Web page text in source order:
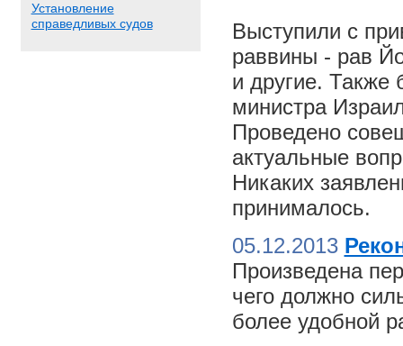
Установление
справедливых судов
Выступили с
раввины - рав
и другие. Также
министра
Проведено
актуальные
Никаких
принималось.
05.12.2013
Произведена
чего должно
более удобной